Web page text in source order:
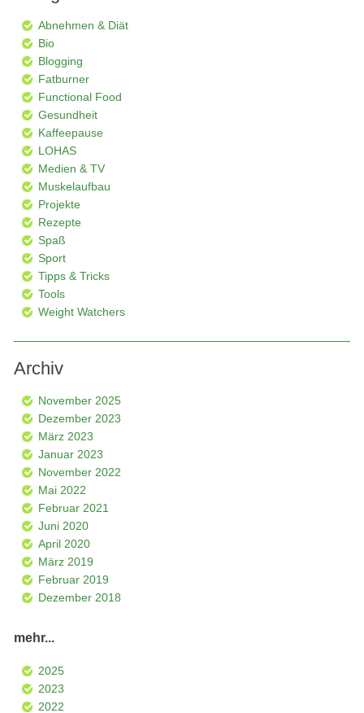
Abnehmen & Diät
Bio
Blogging
Fatburner
Functional Food
Gesundheit
Kaffeepause
LOHAS
Medien & TV
Muskelaufbau
Projekte
Rezepte
Spaß
Sport
Tipps & Tricks
Tools
Weight Watchers
Archiv
November 2025
Dezember 2023
März 2023
Januar 2023
November 2022
Mai 2022
Februar 2021
Juni 2020
April 2020
März 2019
Februar 2019
Dezember 2018
mehr...
2025
2023
2022